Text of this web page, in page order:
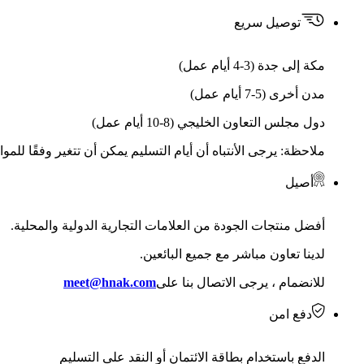
توصيل سريع
مكة إلى جدة (3-4 أيام عمل)
مدن أخرى (5-7 أيام عمل)
دول مجلس التعاون الخليجي (8-10 أيام عمل)
ملاحظة: يرجى الأنتباه أن أيام التسليم يمكن أن تتغير وفقًا
أصيل
أفضل منتجات الجودة من العلامات التجارية الدولية والمحلية.
لدينا تعاون مباشر مع جميع البائعين.
للانضمام ، يرجى الاتصال بنا علىmeet@hnak.com
دفع امن
الدفع باستخدام بطاقة الائتمان أو النقد على التسليم